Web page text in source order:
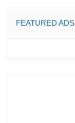
FEATURED ADS